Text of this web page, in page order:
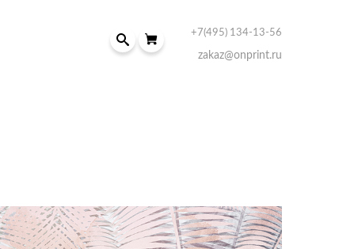
+7(495) 134-13-56
zakaz@onprint.ru